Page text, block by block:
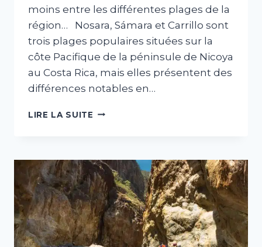
moins entre les différentes plages de la
région… Nosara, Sámara et Carrillo sont
trois plages populaires situées sur la
côte Pacifique de la péninsule de Nicoya
au Costa Rica, mais elles présentent des
différences notables en…
LIRE LA SUITE LES
SAMARA,
CARRILLO
:
QUELLES
DIFFÉRENCES
?